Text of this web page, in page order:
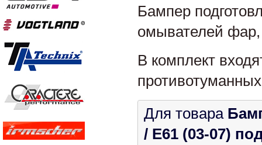
Бампер
омывателей
В комплект
Для товара
/ E61 (03-07)